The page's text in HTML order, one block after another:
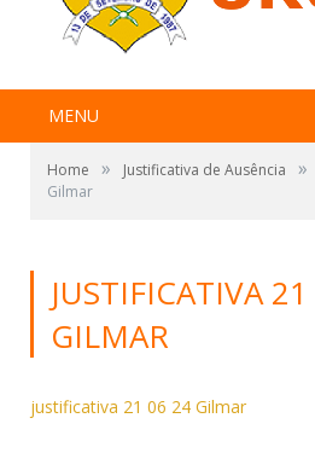
MENU
Home » Justificativa de Ausência »
Gilmar
JUSTIFICATIVA
GILMAR
justificativa 21 06 24 Gilmar